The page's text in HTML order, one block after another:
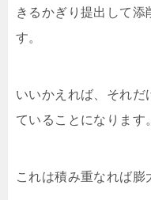
きるかぎり提出して添
す。
いいかえれば、それだ
ていることになります。
これは積み重なれば膨